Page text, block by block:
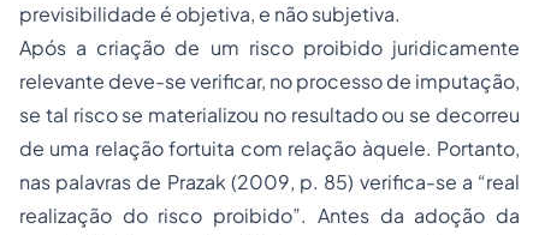
previsibilidade é objetiva, e não subjetiva.
Após a criação de um risco proibido juridicamente
relevante deve-se verificar, no processo de imputação,
se tal risco se materializou no resultado ou se decorreu
de uma relação fortuita com relação àquele. Portanto,
nas palavras de Prazak (2009, p. 85) verifica-se a “real
realização do risco proibido”. Antes da adoção da